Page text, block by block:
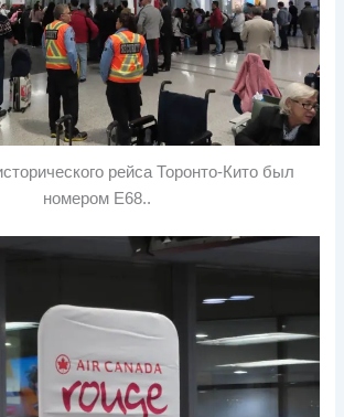
рейса Торонто-Кито был
номером E68..